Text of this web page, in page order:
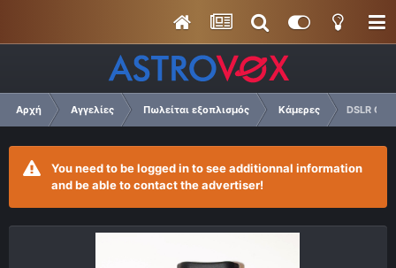
Αρχή Αγγελίες Πωλείται εξοπλισμός Κάμερες DSLR
You need to be logged in to see additionnal information
and be able to contact the advertiser!